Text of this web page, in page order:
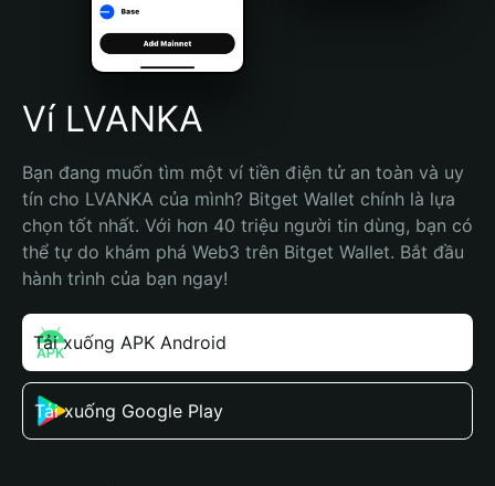
Português (Brasil)
Español (Argentina)
Ví LVANKA
Bạn đang muốn tìm một ví tiền điện tử an toàn và uy
tín cho LVANKA của mình? Bitget Wallet chính là lựa
chọn tốt nhất. Với hơn 40 triệu người tin dùng, bạn có
thể tự do khám phá Web3 trên Bitget Wallet. Bắt đầu
hành trình của bạn ngay!
Tải xuống APK Android
Tải xuống Google Play